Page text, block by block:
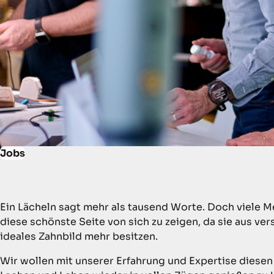
Jobs
Ein Lächeln sagt mehr als tausend Worte. Doch viele
diese schönste Seite von sich zu zeigen, da sie aus
ideales Zahnbild mehr besitzen.
Wir wollen mit unserer Erfahrung und Expertise